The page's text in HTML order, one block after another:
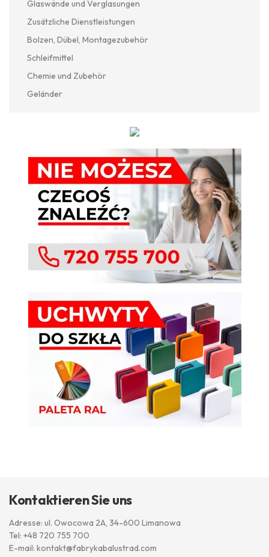
Glaswände und Verglasungen
Zusätzliche Dienstleistungen
Bolzen, Dübel, Montagezubehör
Schleifmittel
Chemie und Zubehör
Geländer
Kontaktieren Sie uns
Adresse: ul. Owocowa 2A, 34-600 Limanowa
Tel: +48 720 755 700
E-mail: kontakt@fabrykabalustrad.com